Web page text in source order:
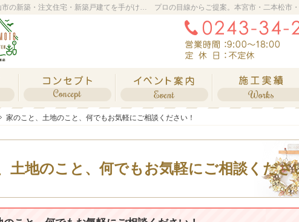
家のこと、土地のこと、何でもお気軽にご相談ください！
土地のこと、何でもお気軽にご相談くださ
プロの目線からご提案。本宮市・二本松市
本宮市・二本松市・郡山市の新築・注文住宅・新築戸建てを手がける工務店なら橋本工務店
家のこと、土地のこと、何でもお気軽にご相談ください！